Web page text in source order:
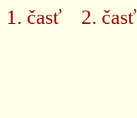
1. časť 2. časť